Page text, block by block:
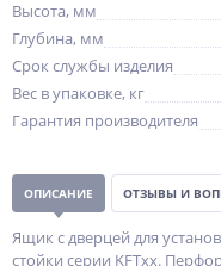
Высота, мм
Глубина, мм
Срок службы изделия
Вес в упаковке, кг
Гарантия производителя
ОПИСАНИЕ ОТЗЫВЫ И
Ящик с дверцей для
стойки серии KFTxx.